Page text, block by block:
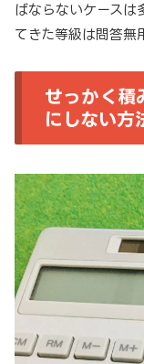
ばならないケースは
てきた等級は問答無
せっかく積
にしない方